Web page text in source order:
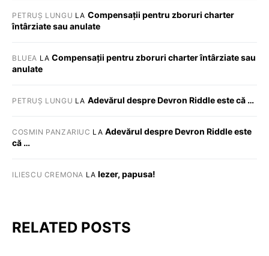
PETRUȘ LUNGU LA Compensații pentru zboruri charter
întârziate sau anulate
BLUEA LACompensații pentru zboruri charter întârziate sau
anulate
PETRUȘ LUNGU LA Adevărul despre Devron Riddle este că …
COSMIN PANZARIUC LA Adevărul despre Devron Riddle este
că …
ILIESCU CREMONA LA Iezer, papusa!
RELATED POSTS